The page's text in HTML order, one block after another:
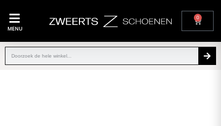
MENU
0